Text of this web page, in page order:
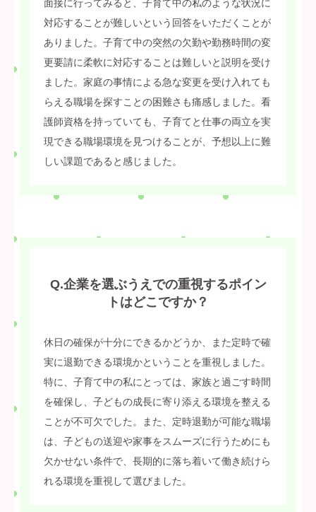
面接に行ってみると、子育て中の私のような状況に
対応することが難しいという回答をいただくことが
ありました。子育て中の突然の欠勤や勤務時間の変
更要請に柔軟に対応することは難しいと説明を受け
ました。家庭の事情による急な変更を受け入れても
らえる職場を探すことの困難さも痛感しました。看
護師資格を持っていても、子育てと仕事の両立を実
現できる職場環境を見つけることが、予想以上に難
しい課題であると感じました。
Q.企業を選ぶうえでの重視するポイン
トはどこですか？
休日の確保が十分にできるかどうか、また定時で確
実に退勤できる環境かということを重視しました。
特に、子育て中の私にとっては、家族と過ごす時間
を確保し、子どもの成長に寄り添える環境を整える
ことが不可欠でした。また、定時退勤が可能な職場
は、子どもの送迎や家事をスムーズに行うためにも
欠かせない条件で、長期的に落ち着いて働き続けら
れる環境を重視して選びました。